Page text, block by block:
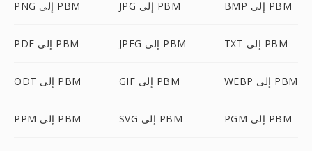
PNG إلى PBM JPG إلى PBM BMP إلى PBM
PDF إلى PBM JPEG إلى PBM TXT إلى PBM
ODT إلى PBM GIF إلى PBM WEBP إلى PBM
PPM إلى PBM SVG إلى PBM PGM إلى PBM